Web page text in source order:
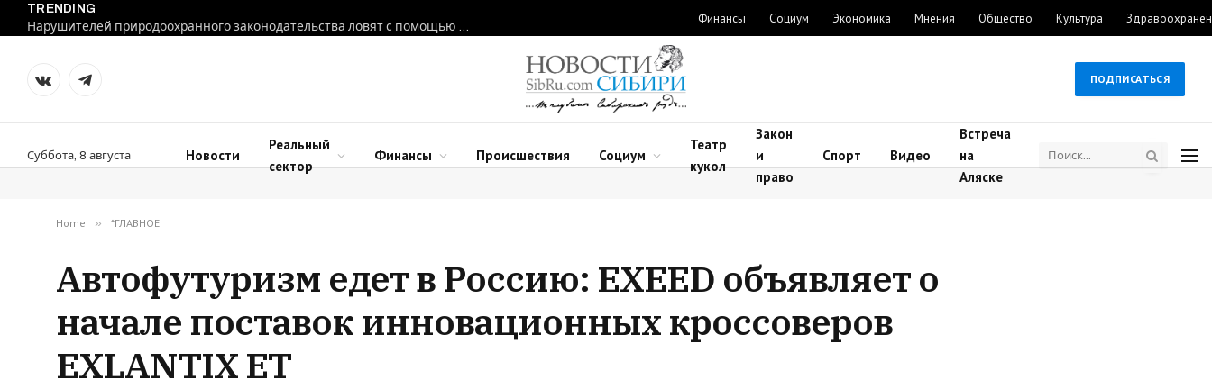
TRENDING
Нарушителей природоохранного законодательства ловят с помощью дронов в Новосибирской области
Финансы Социум Экономика Мнения Общество Культура
VKontakteTelegram
ПОДПИСАТЬСЯ
Суббота, 8 августа Новости
Реальный
сектор
Финансы Происшествия Социум
Театр
кукол
Закон
и
право
Спорт Видео
Встреча
на
Аляске
Home » *ГЛАВНОЕ
Автофутуризм едет в Россию: EXEED объявляет о
начале поставок инновационных кроссоверов
EXLANTIX ET